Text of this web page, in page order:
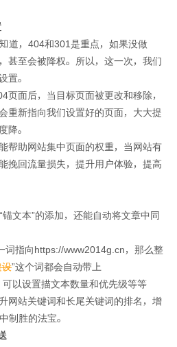
道，404和301是重点，如果没做
甚至会被降权。所以，这一次，我们
置。
页面后，当目标页面被更改和移除，
重新指向我们设置好的页面，大大提
降。
帮助网站集中页面的权重，当网站有
挽回流量损失，提升用户体验，提高
文本”的添加，还能自动将文章中同
词指向https://www2014g.cn，那么整
设”这个词都会自动带上
以设置描文本数量和优先级等等
网站关键词和长尾关键词的排名，增
制胜的法宝。